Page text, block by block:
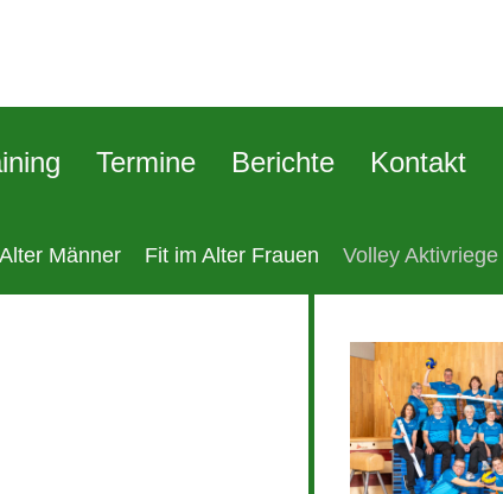
Termine Berichte Kontakt
Männer Fit im Alter Frauen Volley Aktivriege